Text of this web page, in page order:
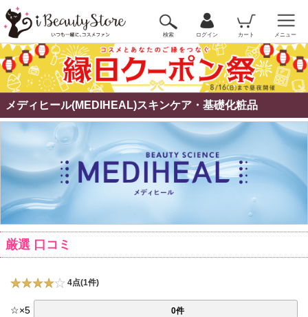
検索 ログイン カート メニュー
メディヒール(MEDIHEAL)スキンケア・基礎化粧品
厳選 口コミ
4点(1件)
☆×5 0件